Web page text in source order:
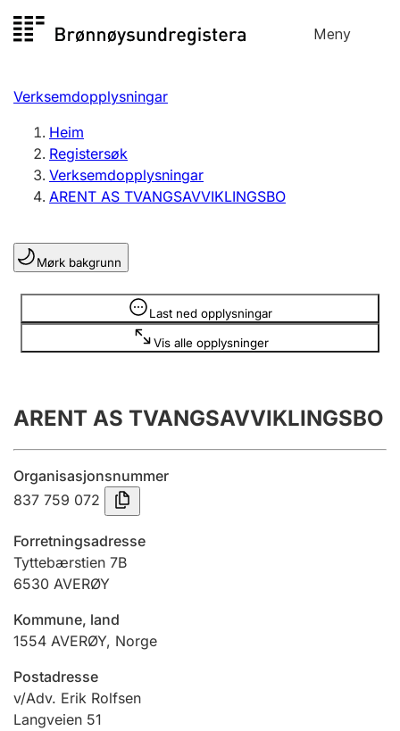
til
Meny
Registersøk
Aksjeselskap
Enkeltpersonføretak
Registrere, endre, slette
Lag og foreining
Registrere, endre, slette
Årsrekneskap
Innsending og forseinkingsgebyr
Tinglysing
Jeger
Ektepaktrettleiaren
Verksemdopplysningar
Heim
Registersøk
Verksemdopplysningar
ARENT AS TVANGSAVVIKLINGSBO
Mørk bakgrunn
Last ned opplysningar
Vis alle opplysninger
Opplysninger er skjult
ARENT AS TVANGSAVVIKLINGSBO
Organisasjonsnummer
837 759 072
Forretningsadresse
Tyttebærstien 7B
6530 AVERØY
Kommune, land
1554 AVERØY, Norge
Postadresse
v/Adv. Erik Rolfsen
Langveien 51